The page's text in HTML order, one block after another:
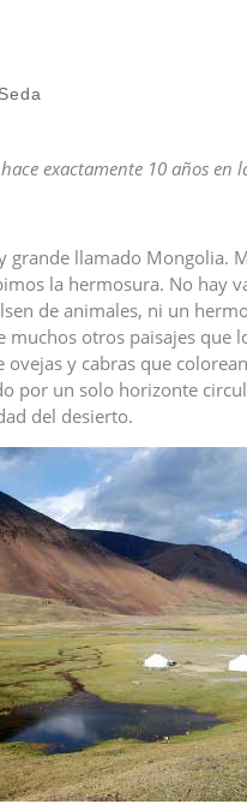
Seda
exactamente 10 años en
grande llamado Mongolia.
la hermosura. No hay
de animales, ni un
otros paisajes que
y cabras que
por un solo horizonte
del desierto.